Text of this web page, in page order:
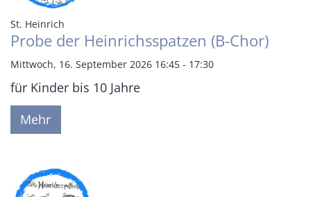
St. Heinrich
Probe der Heinrichsspatzen (B-Chor)
Mittwoch, 16. September 2026 16:45 - 17:30
für Kinder bis 10 Jahre
Mehr